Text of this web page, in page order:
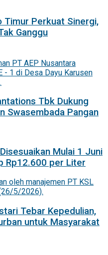
Timur Perkuat Sinergi,
Ganggu
Tbk Dukung
Swasembada Pangan
Mulai 1 Juni
Rp12.600 per Liter
Tebar Kepedulian,
untuk Masyarakat